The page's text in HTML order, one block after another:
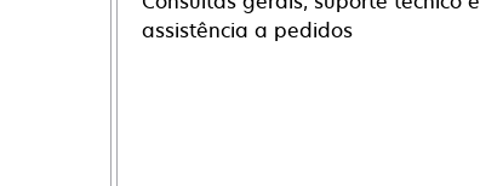
assistência a pedidos